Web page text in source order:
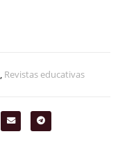
, Revistas educativas